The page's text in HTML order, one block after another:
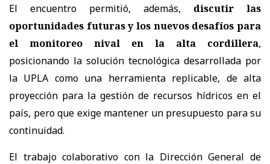
El encuentro permitió, además,
discutir las
oportunidades futuras y los nuevos desafíos para
el monitoreo nival en la alta cordillera,
posicionando la solución tecnológica desarrollada por
la UPLA como una herramienta replicable, de alta
proyección para la gestión de recursos hídricos en el
país, pero que exige mantener un presupuesto para su
continuidad.
El trabajo colaborativo con la Dirección General de